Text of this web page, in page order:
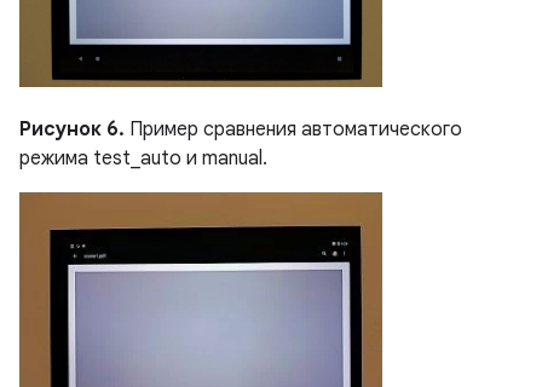
Рисунок 6. Пример сравнения автоматического
режима test_auto и manual.